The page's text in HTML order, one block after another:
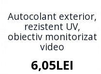
Autocolant exterior,
rezistent UV,
obiectiv monitorizat
video
6,05LEI